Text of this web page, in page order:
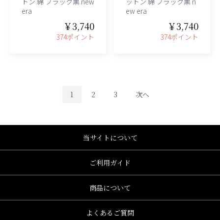
era
￥3,740
374ポイント
ew era
￥3,740
374ポイント
1 2 3 次へ
当サイトについて
ご利用ガイド
商品について
よくあるご質問